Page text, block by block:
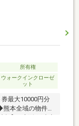
所有権
ウォークインクローゼ
ット
最大10000円分
本全域の物件を